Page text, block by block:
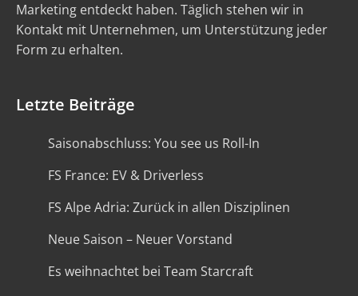
Marketing entdeckt haben. Täglich stehen wir in
Kontakt mit Unternehmen, um Unterstützung jeder
Form zu erhalten.
Letzte Beiträge
Saisonabschluss: You see us Roll-In
FS France: EV & Driverless
FS Alpe Adria: Zurück in allen Disziplinen
Neue Saison – Neuer Vorstand
Es weihnachtet bei Team Starcraft